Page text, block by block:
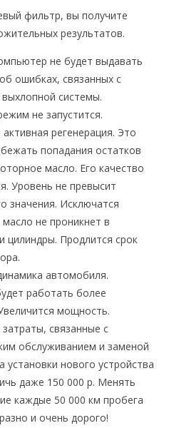
фильтр, вы получите
результатов.
не будет выдавать
ошибках, связанных с
системы.
не запустится.
регенерация. Это
попадания остатков
масло. Его качество
Уровень не превысит
значения. Исключатся
не проникнет в
цилиндры. Продлится срок
автомобиля.
работать более
мощность.
связанные с
обслуживанием и заменой
установки нового устройства
даже 150 000 р. Менять
каждые 50 000 км пробега
и очень дорого!